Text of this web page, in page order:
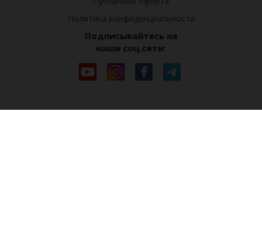
Политика конфиденциальности
Подписывайтесь на
наши соц.сети: